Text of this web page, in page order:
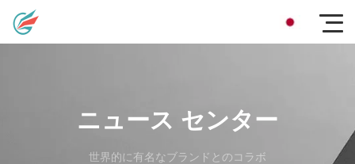
ニュース センター
世界的に有名なブランドとのコラボ